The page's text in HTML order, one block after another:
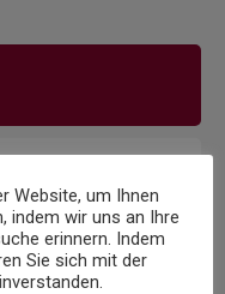
Website, um Ihnen
indem wir uns an Ihre
erinnern. Indem
Sie sich mit der